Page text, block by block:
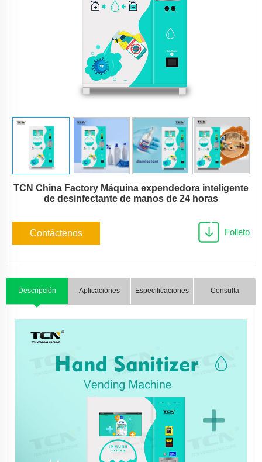
TCN China Factory Máquina expendedora inteligente
de desinfectante de manos de 24 horas
Contáctenos Folleto
Descripción Aplicaciones Especificaciones Consulta